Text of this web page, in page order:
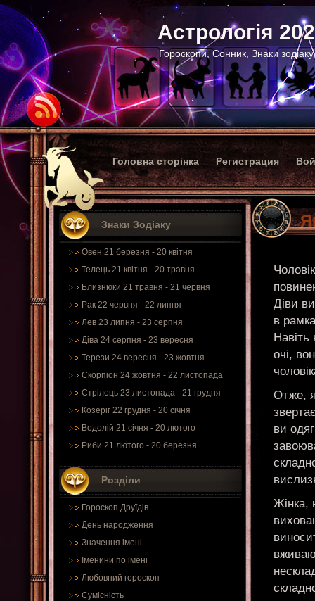
Астрологія
Гороскопи, Сонник, Знаки
Головна сторінка Регистрация
Знаки Зодіаку
Овен 21 березня - 20 квітня
Телець 21 квітня - 20 травня
Близнюки 21 травня - 21 червня
Рак 22 червня - 22 липня
Лев 23 липня - 23 серпня
Діва 24 серпня - 23 вересня
Терези 24 вересня - 23 жовтня
Скорпіон 24 жовтня - 22 листопада
Стрілець 23 листопада - 21 грудня
Козеріг 22 грудня - 20 січня
Водолій 21 січня - 20 лютого
Риби 21 лютого - 20 березня
Розділи
Гороскоп Друїдів
День народження
Значення імені
Іменини по імені
Любовний гороскоп
Сумісність
Діви
в
очі,
Отже,
ви
Жінка,